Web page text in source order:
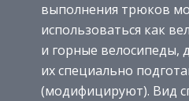
выполнения трюков
использоваться как
и горные велосипеды,
их специально
(модифицируют). Вид